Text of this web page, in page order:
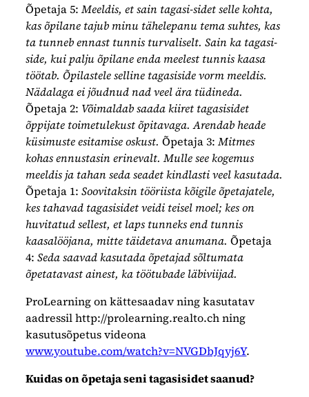
Õpetaja 5: Meeldis, et sain tagasi-sidet selle kohta,
kas õpilane tajub minu tähelepanu tema suhtes, kas
ta tunneb ennast tunnis turvaliselt. Sain ka tagasi-
side, kui palju õpilane enda meelest tunnis kaasa
töötab. Õpilastele selline tagasiside vorm meeldis.
Nädalaga ei jõudnud nad veel ära tüdineda.
Õpetaja 2: Võimaldab saada kiiret tagasisidet
õppijate toimetulekust õpitavaga. Arendab heade
küsimuste esitamise oskust.Õpetaja 3: Mitmes
kohas ennustasin erinevalt. Mulle see kogemus
meeldis ja tahan seda seadet kindlasti veel kasutada.
Õpetaja 1: Soovitaksin tööriista kõigile õpetajatele,
kes tahavad tagasisidet veidi teisel moel; kes on
huvitatud sellest, et laps tunneks end tunnis
kaasalööjana, mitte täidetava anumana.Õpetaja
4: Seda saavad kasutada õpetajad sõltumata
õpetatavast ainest, ka töötubade läbiviijad.
ProLearning on kättesaadav ning kasutatav
aadressil http://prolearning.realto.ch ning
kasutusõpetus videona
www.youtube.com/watch?v=NVGDbJqyj6Y.
Kuidas on õpetaja seni tagasisidet saanud?